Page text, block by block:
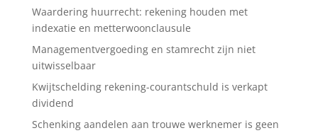
Waardering huurrecht: rekening houden met
indexatie en metterwoonclausule
Managementvergoeding en stamrecht zijn niet
uitwisselbaar
Kwijtschelding rekening-courantschuld is verkapt
dividend
Schenking aandelen aan trouwe werknemer is geen